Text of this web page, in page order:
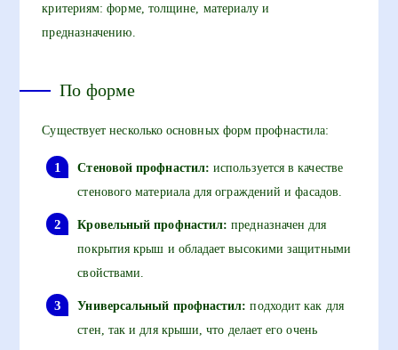
критериям: форме, толщине, материалу и
предназначению.
По форме
Существует несколько основных форм профнастила:
Стеновой профнастил: используется в качестве
стенового материала для ограждений и фасадов.
Кровельный профнастил: предназначен для
покрытия крыш и обладает высокими защитными
свойствами.
Универсальный профнастил: подходит как для
стен, так и для крыши, что делает его очень